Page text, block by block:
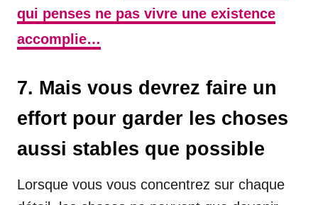
qui penses ne pas vivre une existence
accomplie…
7. Mais vous devrez faire un
effort pour garder les choses
aussi stables que possible
Lorsque vous vous concentrez sur chaque